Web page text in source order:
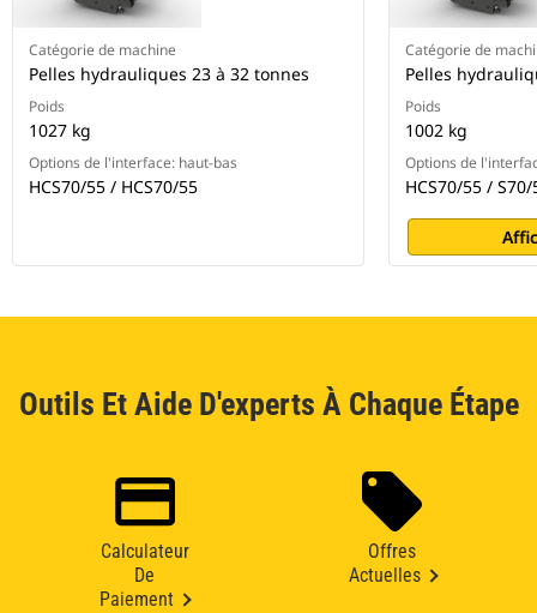
Catégorie de machine
Pelles hydrauliques 23 à 32 tonnes
Poids
1027 kg
Options de l'interface: haut-bas
HCS70/55 / HCS70/55
Catégorie de
Pelles
Poids
1002 kg
Options de
HCS70/55 / S70/
Outils Et Aide D'experts À Chaque Étape
Calculateur
De
Paiement
Offres
Actuelles